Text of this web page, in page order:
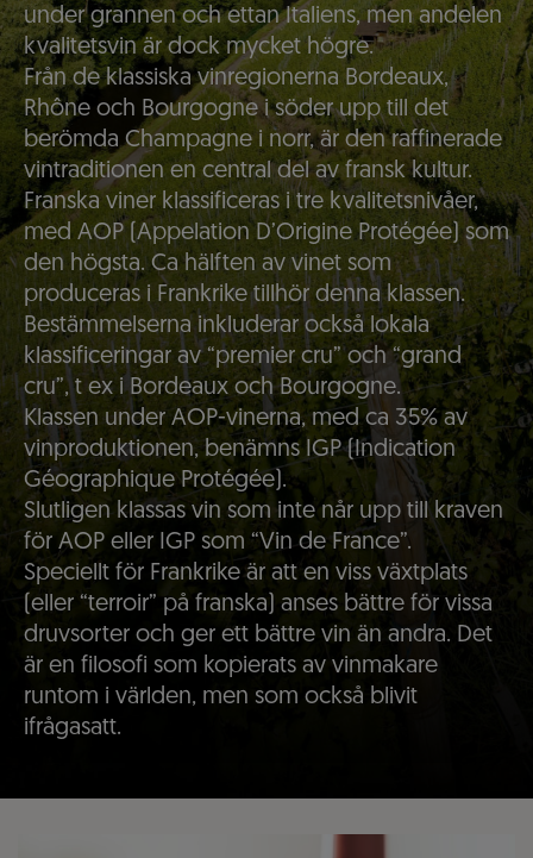
under grannen och ettan Italiens, men andelen
kvalitetsvin är dock mycket högre.
Från de klassiska vinregionerna Bordeaux,
Rhône och Bourgogne i söder upp till det
berömda Champagne i norr, är den raffinerade
vintraditionen en central del av fransk kultur.
Franska viner klassificeras i tre kvalitetsnivåer,
med AOP (Appelation D’Origine Protégée) som
den högsta. Ca hälften av vinet som
produceras i Frankrike tillhör denna klassen.
Bestämmelserna inkluderar också lokala
klassificeringar av “premier cru” och “grand
cru”, t ex i Bordeaux och Bourgogne.
Klassen under AOP-vinerna, med ca 35% av
vinproduktionen, benämns IGP (Indication
Géographique Protégée).
Slutligen klassas vin som inte når upp till kraven
för AOP eller IGP som “Vin de France”.
Speciellt för Frankrike är att en viss växtplats
(eller “terroir” på franska) anses bättre för vissa
druvsorter och ger ett bättre vin än andra. Det
är en filosofi som kopierats av vinmakare
runtom i världen, men som också blivit
ifrågasatt.